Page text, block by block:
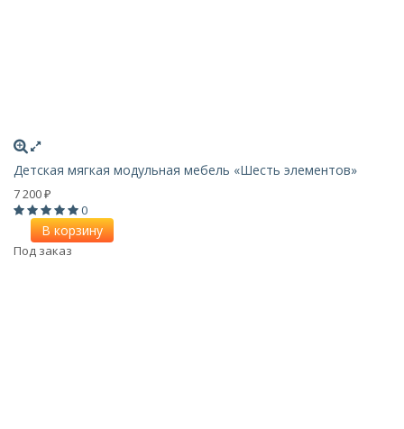
Детская мягкая модульная мебель «Шесть элементов»
7 200 ₽
0
В корзину
Под заказ